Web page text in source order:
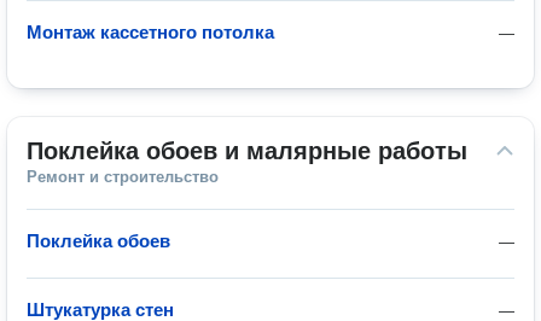
—
Монтаж кассетного потолка
Поклейка обоев и малярные работы
Ремонт и строительство
—
Поклейка обоев
—
Штукатурка стен